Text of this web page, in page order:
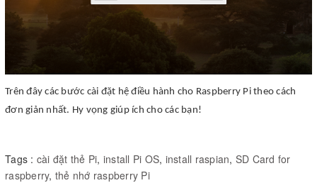
Trên đây các bước cài đặt hệ điều hành cho Raspberry Pi theo cách
đơn giản nhất. Hy vọng giúp ích cho các bạn!
Tags : cài đặt thẻ Pi, install Pi OS, install raspian, SD Card for
raspberry, thẻ nhớ raspberry Pi